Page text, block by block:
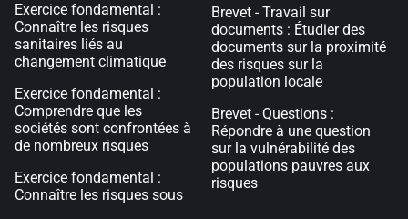
Exercice fondamental :
Connaître les risques
sanitaires liés au
changement climatique
Exercice fondamental :
Comprendre que les
sociétés sont confrontées à
de nombreux risques
Exercice fondamental :
Connaître les risques sous
Brevet - Travail sur
documents : Étudier des
documents sur la proximité
des risques sur la
population locale
Brevet - Questions :
Répondre à une question
sur la vulnérabilité des
populations pauvres aux
risques